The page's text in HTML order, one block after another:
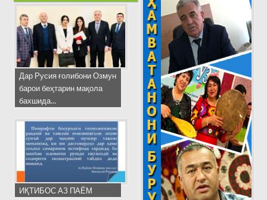
Дар Русия ғолибони Озмун
барои беҳтарин мақола
бахшида...
ИҚТИБОС АЗ ПАЁМ